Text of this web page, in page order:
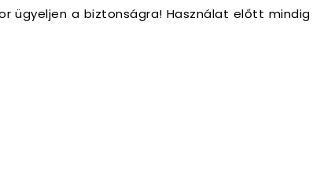
ügyeljen a biztonságra! Használat előtt mindig